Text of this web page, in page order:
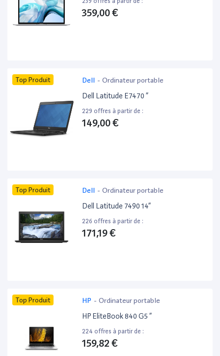
359,00 €
Top Produit Dell - Ordinateur portable
Dell Latitude E7470 ”
229 offres à partir de :
149,00 €
Top Produit Dell - Ordinateur portable
Dell Latitude 7490 14”
226 offres à partir de :
171,19 €
Top Produit HP - Ordinateur portable
HP EliteBook 840 G5 ”
224 offres à partir de :
159,82 €